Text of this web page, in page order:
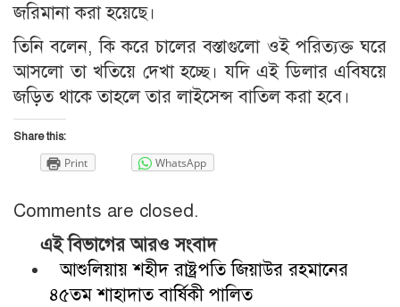
জরিমানা করা হয়েছে।
তিনি বলেন, কি করে চালের বস্তাগুলো ওই পরিত্যক্ত ঘরে
আসলো তা খতিয়ে দেখা হচ্ছে। যদি এই ডিলার এবিষয়ে
জড়িত থাকে তাহলে তার লাইসেন্স বাতিল করা হবে।
Share this:
Print WhatsApp
Comments are closed.
এই বিভাগের আরও সংবাদ
আশুলিয়ায় শহীদ রাষ্ট্রপতি জিয়াউর রহমানের
৪৫তম শাহাদাত বার্ষিকী পালিত